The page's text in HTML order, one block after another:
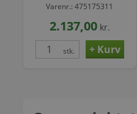
Varenr.: 475175311
2.137,00 kr.
stk.